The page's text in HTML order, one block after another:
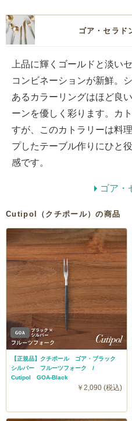
ゴア・セラ
上品に輝くゴールドと淡い
コンビネーションが新鮮。
あるカラーリングはほど良
ーンを優しく彩ります。カ
すが、このカトラリーは料
プしたテーブル作りにひと
感です。
ゴア
Cutipol（クチポール）の商品
【正規品】クチポール ゴア・ブラック
シルバー フルーツフォーク /
Cutipol GOA-Black
￥2,090 (税込)